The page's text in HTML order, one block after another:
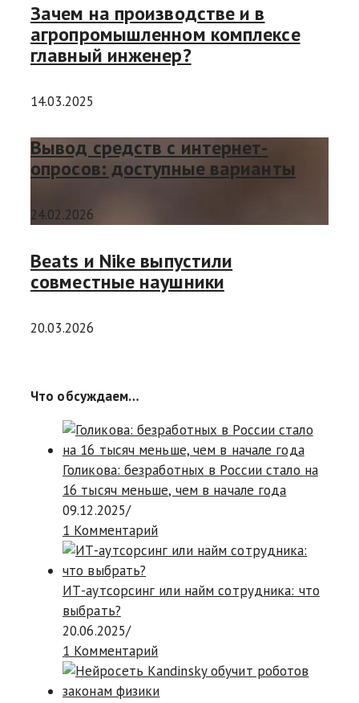
Зачем на производстве и в
агропромышленном комплексе
главный инженер?
14.03.2025
Вывод средств с интернет-
опросов: доступные варианты
24.02.2026
Beats и Nike выпустили
совместные наушники
20.03.2026
Что обсуждаем…
Голикова: безработных в России стало на
16 тысяч меньше, чем в начале года
09.12.2025/
1 Комментарий
ИТ-аутсорсинг или найм сотрудника: что
выбрать?
20.06.2025/
1 Комментарий